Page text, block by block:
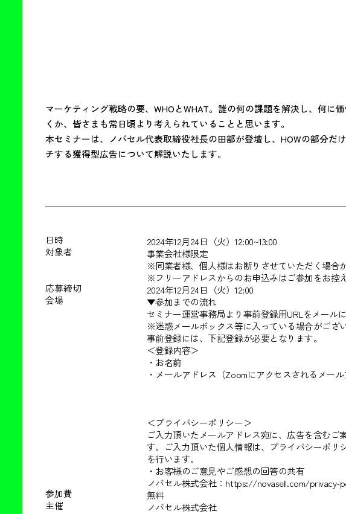
マーケティング戦略の要、WHOとWHAT。誰の何の課題を解決し、何に
くか、皆さまも常日頃より考えられていることと思います。
本セミナーは、ノバセル代表取締役社長の田部が登壇し、HOWの部分だ
チする獲得型広告について解説いたします。
日時
2024年12月24日（火）12:00~13:00
対象者
事業会社様限定
※同業者様、個人様はお断りさせていただく場合
※フリーアドレスからのお申込みはご参加をお控
応募締切
2024年12月24日（火）12:00
会場
▼参加までの流れ
セミナー運営事務局より事前登録用URLをメール
※迷惑メールボックス等に入っている場合がござ
事前登録には、下記登録が必要となります。
＜登録内容＞
・お名前
・メールアドレス（Zoomにアクセスされるメー
＜プライバシーポリシー＞
ご入力頂いたメールアドレス宛に、広告を含むご
す。ご入力頂いた個人情報は、プライバシーポリ
を行います。
・お客様のご意見やご感想の回答の共有
ノバセル株式会社：https://novasell.com/privacy-
参加費
無料
主催
ノバセル株式会社